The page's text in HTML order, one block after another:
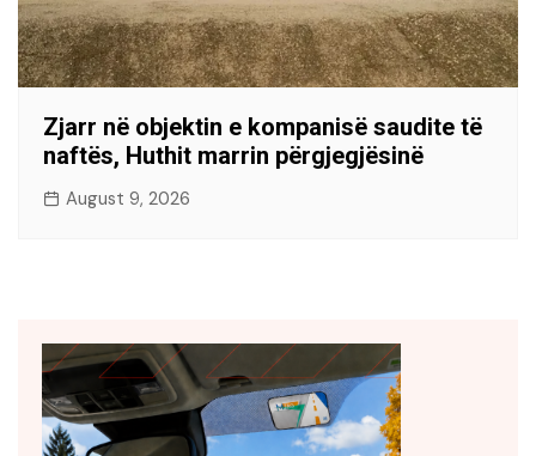
Zjarr në objektin e kompanisë saudite të
naftës, Huthit marrin përgjegjësinë
August 9, 2026